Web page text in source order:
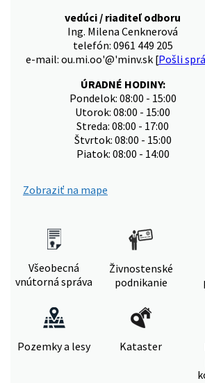
vedúci / riaditeľ odboru
Ing. Milena Cenknerová
telefón: 0961 449 205
e-mail: ou.mi.oo'@'minv.sk [Pošli
ÚRADNÉ HODINY:
Pondelok: 08:00 - 15:00
Utorok: 08:00 - 15:00
Streda: 08:00 - 17:00
Štvrtok: 08:00 - 15:00
Piatok: 08:00 - 14:00
Zobraziť na mape
Všeobecná
vnútorná správa
Živnostenské
podnikanie
Pozemky a lesy Kataster